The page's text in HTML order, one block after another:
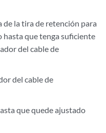
de la tira de retención para
hasta que tenga suficiente
del cable de
del cable de
que quede ajustado